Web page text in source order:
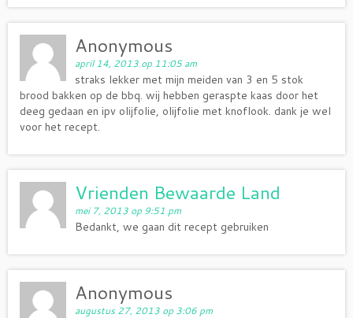
Anonymous
april 14, 2013 op 11:05 am
straks lekker met mijn meiden van 3 en 5 stok
brood bakken op de bbq. wij hebben geraspte kaas door het
deeg gedaan en ipv olijfolie, olijfolie met knoflook. dank je wel
voor het recept.
Vrienden Bewaarde Land
mei 7, 2013 op 9:51 pm
Bedankt, we gaan dit recept gebruiken
Anonymous
augustus 27, 2013 op 3:06 pm